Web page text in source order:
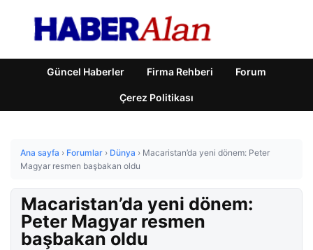
Güncel Haberler Firma Rehberi Forum
Çerez Politikası
Ana sayfa › Forumlar › Dünya › Macaristan’da yeni dönem: Peter
Magyar resmen başbakan oldu
Macaristan’da yeni dönem:
Peter Magyar resmen
başbakan oldu